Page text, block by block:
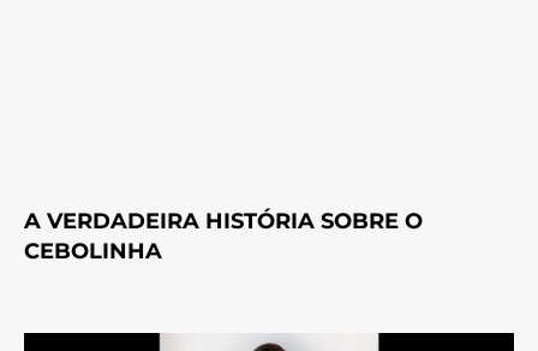
A VERDADEIRA HISTÓRIA SOBRE O
CEBOLINHA